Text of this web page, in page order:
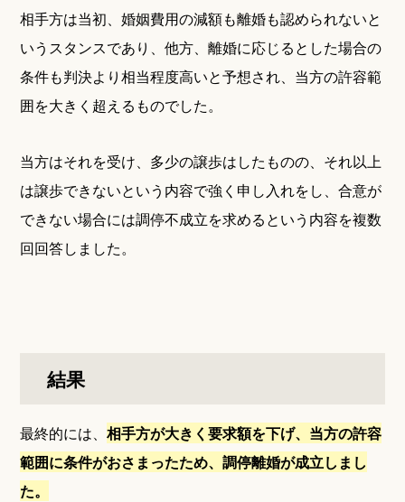
相手方は当初、婚姻費用の減額も離婚も認められないと
いうスタンスであり、他方、離婚に応じるとした場合の
条件も判決より相当程度高いと予想され、当方の許容範
囲を大きく超えるものでした。
当方はそれを受け、多少の譲歩はしたものの、それ以上
は譲歩できないという内容で強く申し入れをし、合意が
できない場合には調停不成立を求めるという内容を複数
回回答しました。
結果
最終的には、相手方が大きく要求額を下げ、当方の許容
範囲に条件がおさまったため、調停離婚が成立しまし
た。